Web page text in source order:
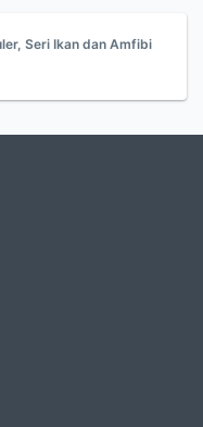
Seri Ikan dan Amfibi